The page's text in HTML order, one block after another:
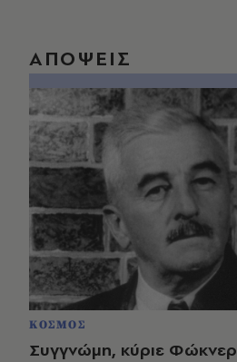
ΑΠΟΨΕΙΣ
ΚΟΣΜΟΣ
Συγγνώμη, κύριε Φώκνερ